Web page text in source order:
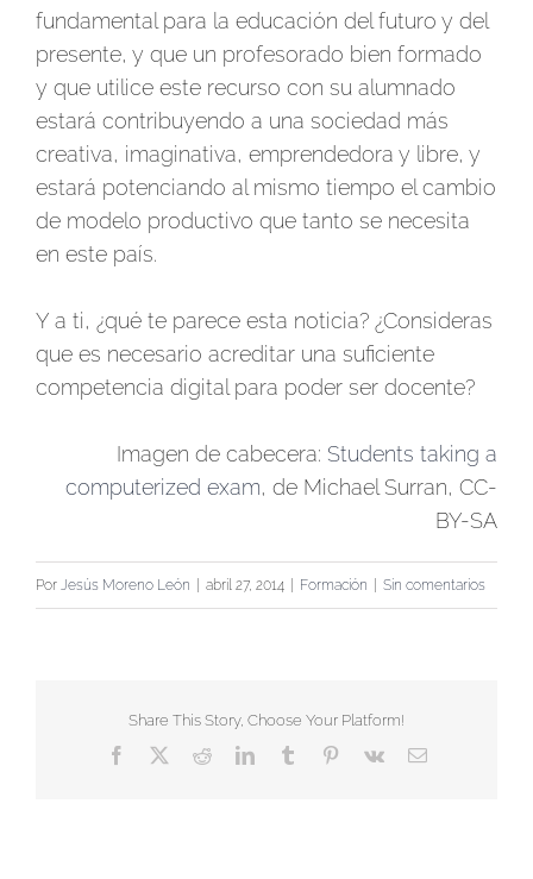
fundamental para la educación del futuro y del
presente, y que un profesorado bien formado
y que utilice este recurso con su alumnado
estará contribuyendo a una sociedad más
creativa, imaginativa, emprendedora y libre, y
estará potenciando al mismo tiempo el cambio
de modelo productivo que tanto se necesita
en este país.
Y a ti, ¿qué te parece esta noticia? ¿Consideras
que es necesario acreditar una suficiente
competencia digital para poder ser docente?
Imagen de cabecera: Students taking a
computerized exam, de Michael Surran, CC-
BY-SA
Por Jesús Moreno León abril 27, 2014 Formación Sin comentarios
Share This Story, Choose Your Platform!
Facebook RedditLinkedInTumblr Pinterest
Vk
Correo